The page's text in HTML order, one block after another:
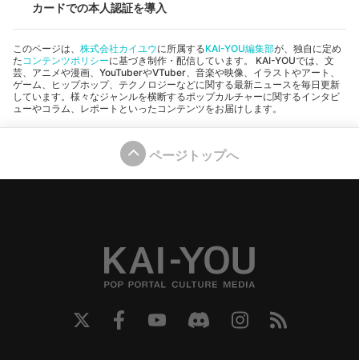
カードでの本人認証を導入
このページは、 株式会社カイユウに所属するKAI-YOU編集部が、独自に定め
たコンテンツポリシーに基づき制作・配信しています。 KAI-YOUでは、文
芸、アニメや漫画、YouTuberやVTuber、音楽や映像、イラストやアート、
ゲーム、ヒップホップ、テクノロジーなどに関する最新ニュースを毎日更新
しています。様々なジャンルを横断するポップカルチャーに関するインタビ
ューやコラム、レポートといったコンテンツをお届けします。
ページトップへ